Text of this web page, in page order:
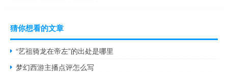
猜你想看的文章
“艺祖骑龙在帝左”的出处是哪里
梦幻西游主播点评怎么写